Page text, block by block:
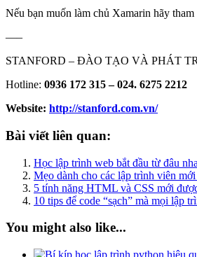
Nếu bạn muốn làm chủ Xamarin hãy
—–
STANFORD – ĐÀO TẠO VÀ PHÁT
Hotline: 0936 172 315 – 024. 6275 2212
Website: http://stanford.com.vn/
Bài viết liên quan:
Học lập trình web bắt đầu từ đâu
Mẹo dành cho các lập trình viên
5 tính năng HTML và CSS mới
10 tips để code “sạch” mà mọi lập
You might also like...